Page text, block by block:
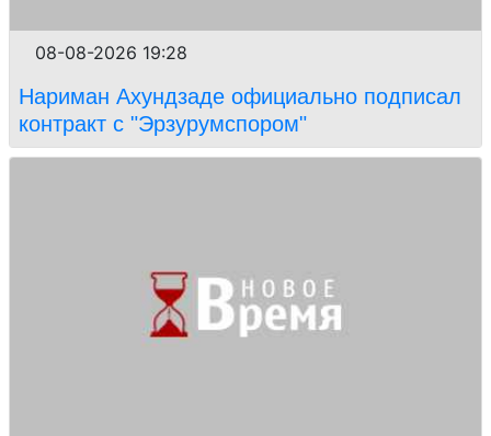
08-08-2026 19:28
Нариман Ахундзаде официально подписал
контракт с "Эрзурумспором"